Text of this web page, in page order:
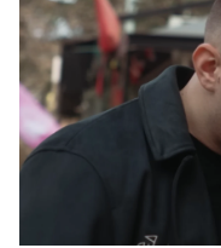
shumë se një